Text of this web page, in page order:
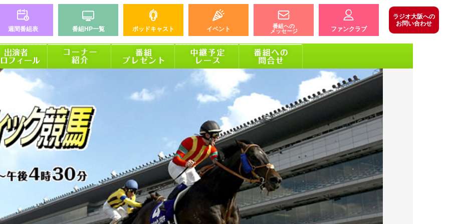
週間番組表 番組HP一覧 ポッドキャスト イベント
番組への
メッセージ
ファンクラブ
ラジオ大阪への
お問い合わせ